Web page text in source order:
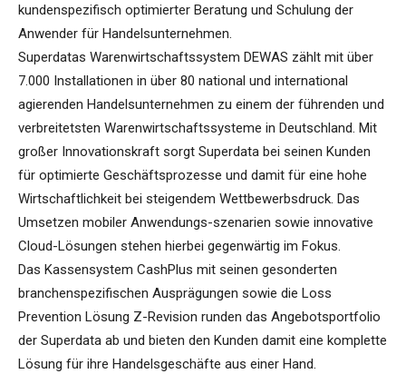
kundenspezifisch optimierter Beratung und Schulung der
Anwender für Handelsunternehmen.
Superdatas Warenwirtschaftssystem DEWAS zählt mit über
7.000 Installationen in über 80 national und international
agierenden Handelsunternehmen zu einem der führenden und
verbreitetsten Warenwirtschaftssysteme in Deutschland. Mit
großer Innovationskraft sorgt Superdata bei seinen Kunden
für optimierte Geschäftsprozesse und damit für eine hohe
Wirtschaftlichkeit bei steigendem Wettbewerbsdruck. Das
Umsetzen mobiler Anwendungs-szenarien sowie innovative
Cloud-Lösungen stehen hierbei gegenwärtig im Fokus.
Das Kassensystem CashPlus mit seinen gesonderten
branchenspezifischen Ausprägungen sowie die Loss
Prevention Lösung Z-Revision runden das Angebotsportfolio
der Superdata ab und bieten den Kunden damit eine komplette
Lösung für ihre Handelsgeschäfte aus einer Hand.